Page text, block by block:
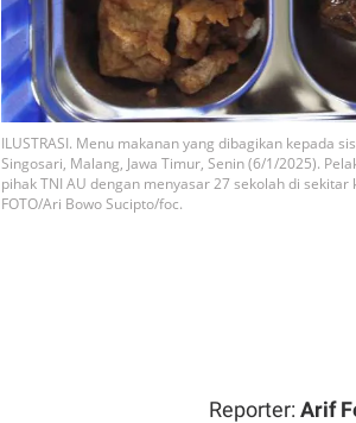
ILUSTRASI. Menu makanan yang dibagikan kepada
Singosari, Malang, Jawa Timur, Senin (6/1/2025).
pihak TNI AU dengan menyasar 27 sekolah di
FOTO/Ari Bowo Sucipto/foc.
Reporter: Arif